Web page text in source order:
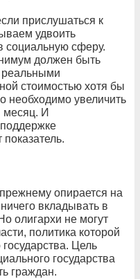
прислушаться к
удвоить
социальную сферу.
должен быть
реальными
стоимостью хотя бы
необходимо увеличить
месяц. И
опирается на
вкладывать в
олигархи не могут
политика которой
Цель
государства
граждан.